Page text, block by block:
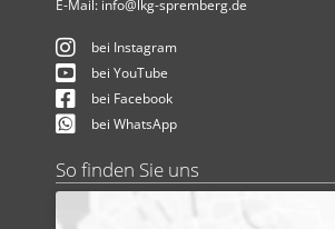
E-Mail: info@lkg-spremberg.de
bei Instagram
bei YouTube
bei Facebook
bei WhatsApp
So finden Sie uns